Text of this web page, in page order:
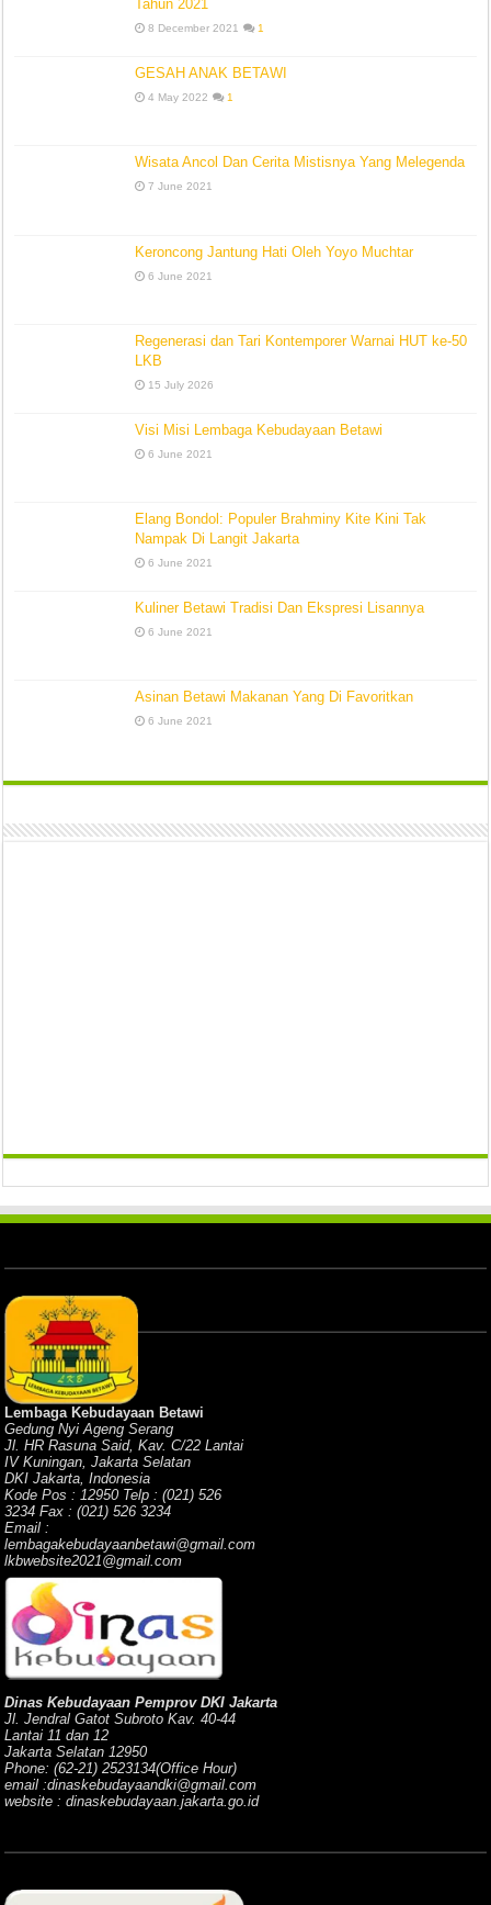
Tahun 2021
8 December 2021 1
GESAH ANAK BETAWI
4 May 2022 1
Wisata Ancol Dan Cerita Mistisnya Yang Melegenda
7 June 2021
Keroncong Jantung Hati Oleh Yoyo Muchtar
6 June 2021
Regenerasi dan Tari Kontemporer Warnai HUT ke-50
LKB
15 July 2026
Visi Misi Lembaga Kebudayaan Betawi
6 June 2021
Elang Bondol: Populer Brahminy Kite Kini Tak
Nampak Di Langit Jakarta
6 June 2021
Kuliner Betawi Tradisi Dan Ekspresi Lisannya
6 June 2021
Asinan Betawi Makanan Yang Di Favoritkan
6 June 2021
Lembaga Kebudayaan Betawi
Gedung Nyi Ageng Serang
Jl. HR Rasuna Said, Kav. C/22 Lantai
IV Kuningan, Jakarta Selatan
DKI Jakarta, Indonesia
Kode Pos : 12950 Telp : (021) 526
3234 Fax : (021) 526 3234
Email :
lembagakebudayaanbetawi@gmail.com
lkbwebsite2021@gmail.com
Dinas Kebudayaan Pemprov DKI Jakarta
Jl. Jendral Gatot Subroto Kav. 40-44
Lantai 11 dan 12
Jakarta Selatan 12950
Phone: (62-21) 2523134(Office Hour)
email :dinaskebudayaandki@gmail.com
website : dinaskebudayaan.jakarta.go.id